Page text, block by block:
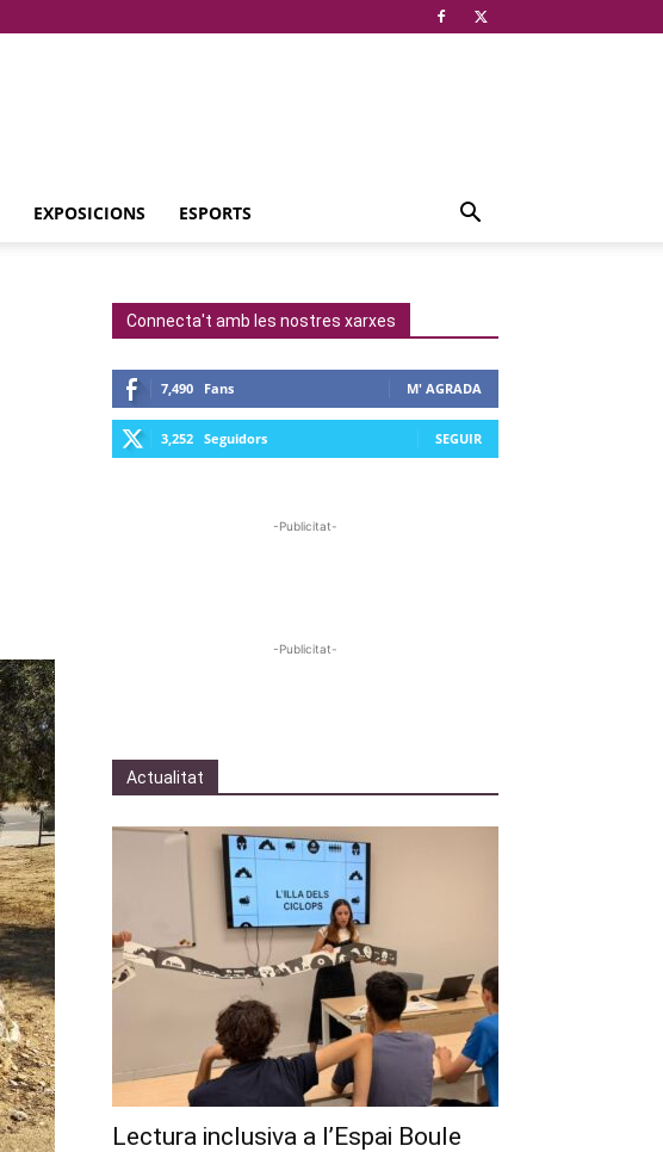
EXPOSICIONS ESPORTS
Connecta't amb les nostres xarxes
7,490 Fans M' AGRADA
3,252 Seguidors SEGUIR
-Publicitat-
-Publicitat-
Actualitat
Lectura inclusiva a l’Espai Boule